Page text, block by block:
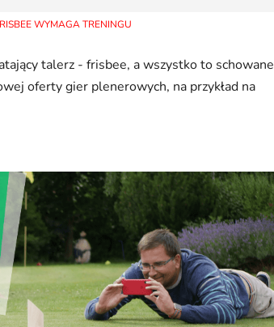
WYMAGA TRENINGU
talerz - frisbee, a wszystko to schowane
oferty gier plenerowych, na przykład na